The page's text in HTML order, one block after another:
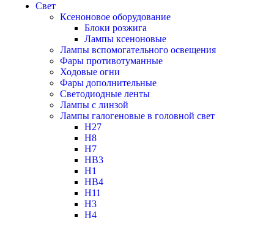
Свет
Ксеноновое оборудование
Блоки розжига
Лампы ксеноновые
Лампы вспомогательного освещения
Фары противотуманные
Ходовые огни
Фары дополнительные
Светодиодные ленты
Лампы с линзой
Лампы галогеновые в головной свет
H27
H8
H7
HB3
H1
HB4
H11
H3
H4